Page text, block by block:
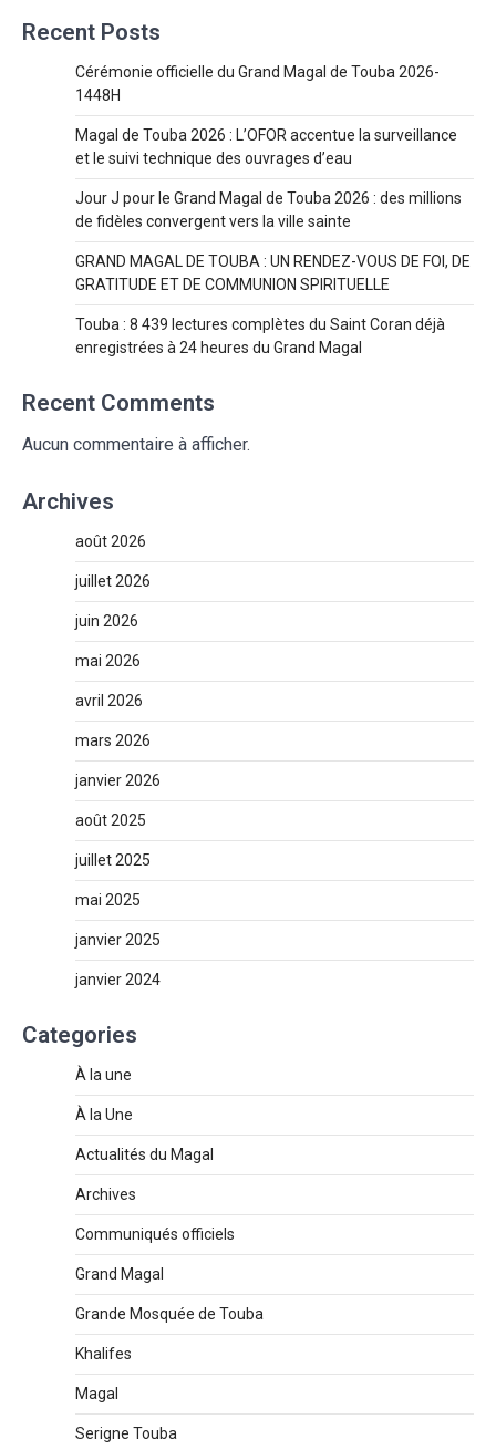
Recent Posts
Cérémonie officielle du Grand Magal de Touba 2026-
1448H
Magal de Touba 2026 : L’OFOR accentue la surveillance
et le suivi technique des ouvrages d’eau
Jour J pour le Grand Magal de Touba 2026 : des millions
de fidèles convergent vers la ville sainte
GRAND MAGAL DE TOUBA : UN RENDEZ-VOUS DE FOI, DE
GRATITUDE ET DE COMMUNION SPIRITUELLE
Touba : 8 439 lectures complètes du Saint Coran déjà
enregistrées à 24 heures du Grand Magal
Recent Comments
Aucun commentaire à afficher.
Archives
août 2026
juillet 2026
juin 2026
mai 2026
avril 2026
mars 2026
janvier 2026
août 2025
juillet 2025
mai 2025
janvier 2025
janvier 2024
Categories
À la une
À la Une
Actualités du Magal
Archives
Communiqués officiels
Grand Magal
Grande Mosquée de Touba
Khalifes
Magal
Serigne Touba